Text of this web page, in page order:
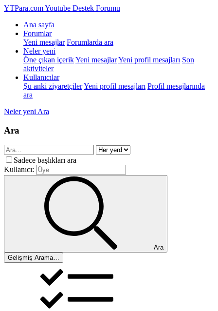
YTPara.comYoutube Destek Forumu
Ana sayfa
Forumlar
Yeni mesajlar Forumlarda ara
Neler yeni
Öne çıkan içerikYeni mesajlarYeni profil mesajları Son
aktiviteler
Kullanıcılar
Şu anki ziyaretçilerYeni profil mesajları Profil mesajlarında
ara
Neler yeni Ara
Ara
Sadece başlıkları ara
Kullanıcı:
Ara
Gelişmiş Arama…